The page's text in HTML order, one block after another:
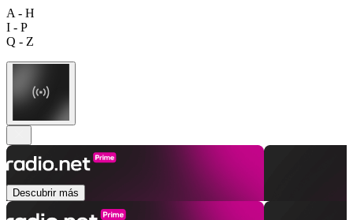
A - H
I - P
Q - Z
Descubrir más